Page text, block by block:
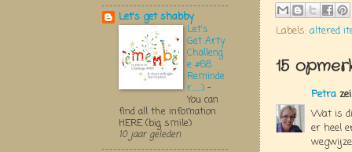
Labels: altered
15
Petra zei
Wat is
er heel
Let's get shabby
Let's
Get Arty
Challeng
e #68
Reminde
r.....:) -
You can
find all the infomation
HERE (big smile)
10 jaar geleden